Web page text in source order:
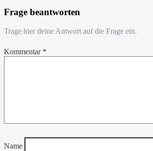
Frage beantworten
Trage hier deine Antwort auf die Frage ein.
Kommentar *
Name